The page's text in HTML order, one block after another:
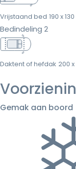
Vrijstaand bed 190 x
Bedindeling 2
Daktent of hefdak 200 x
Gemak aan boord